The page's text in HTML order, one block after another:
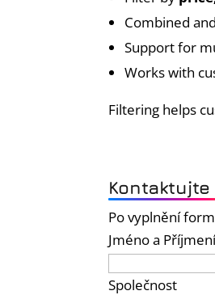
Combined
Support for
Works with
Filtering helps
Po vyplnění
Jméno a
Společnost